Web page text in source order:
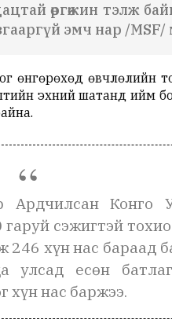
өргөжин тэлж
эмч нар /
өнгөрөхөд өвчлөлийн
эхний шатанд ийм
Ардчилсан Конго
сэжигтэй
246 хүн нас бараад
улсад есөн
хүн нас баржээ.